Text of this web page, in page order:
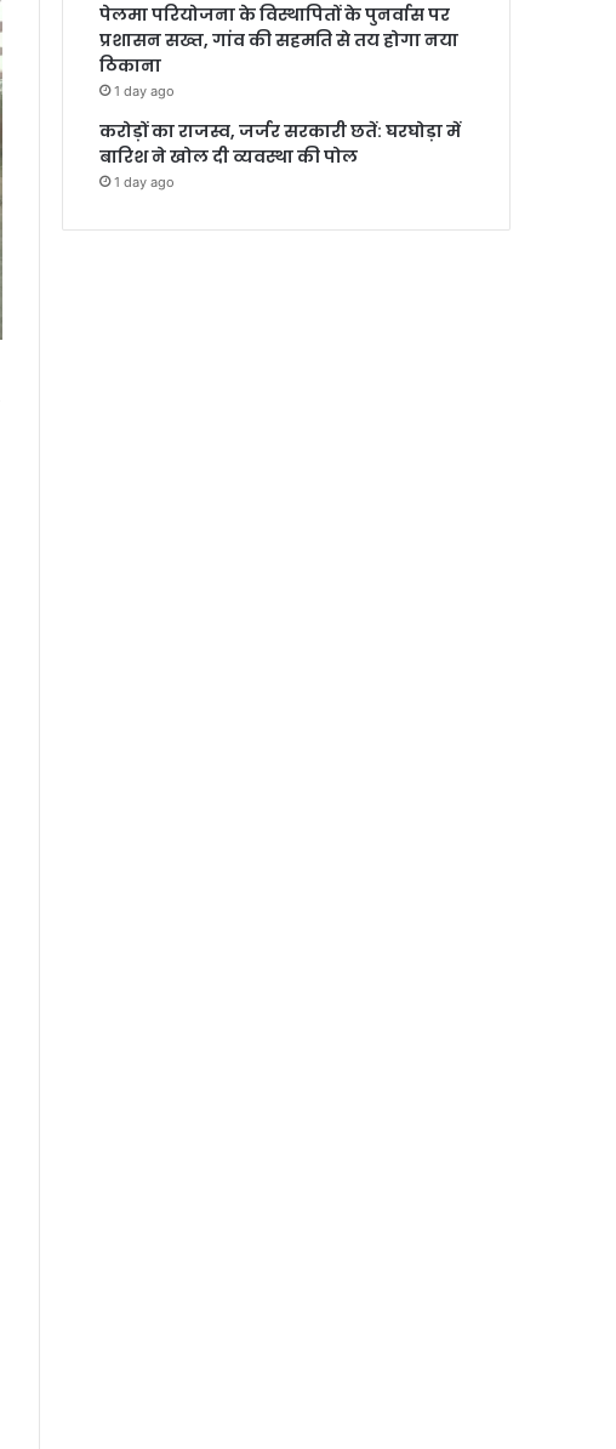
पेलमा परियोजना के विस्थापितों के पुनर्वास पर
प्रशासन सख्त, गांव की सहमति से तय होगा नया
ठिकाना
1 day ago
करोड़ों का राजस्व, जर्जर सरकारी छतें: घरघोड़ा में
बारिश ने खोल दी व्यवस्था की पोल
1 day ago